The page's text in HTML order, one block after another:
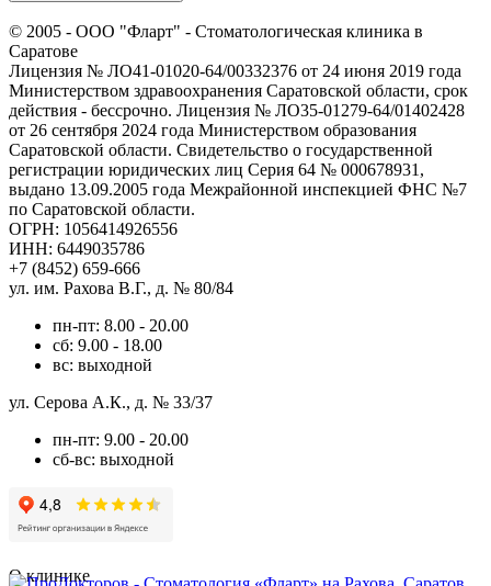
© 2005 - ООО "Фларт" - Стоматологическая клиника в
Саратове
Лицензия № ЛО41-01020-64/00332376 от 24 июня 2019 года
Министерством здравоохранения Саратовской области, срок
действия - бессрочно. Лицензия № ЛО35-01279-64/01402428
от 26 сентября 2024 года Министерством образования
Саратовской области. Свидетельство о государственной
регистрации юридических лиц Серия 64 № 000678931,
выдано 13.09.2005 года Межрайонной инспекцией ФНС №7
по Саратовской области.
ОГРН: 1056414926556
ИНН: 6449035786
+7 (8452) 659-666
ул. им. Рахова В.Г., д. № 80/84
пн-пт: 8.00 - 20.00
сб: 9.00 - 18.00
вс: выходной
ул. Серова А.К., д. № 33/37
пн-пт: 9.00 - 20.00
сб-вс: выходной
О клинике